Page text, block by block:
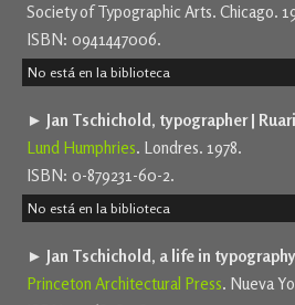
Society of Typographic Arts. Chicago.
ISBN: 0941447006.
No está en la biblioteca
► Jan Tschichold, typographer |
Lund Humphries. Londres. 1978.
ISBN: 0-879231-60-2.
No está en la biblioteca
► Jan Tschichold, a life in
Princeton Architectural Press. Nueva